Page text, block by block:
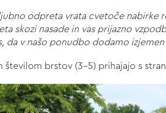
odpreta vrata cvetoče nabirke
skozi nasade in vas prijazno
da v našo ponudbo dodamo
brstov (3-5) prihajajo s